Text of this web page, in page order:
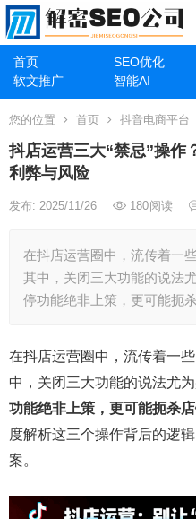
首页 SEO优化
软文推广
智能AI
您的位置 首页 抖音电商平台
抖店运营三大“禁忌”操作
利弊与风险
发布: 2025/11/26 180阅读
在抖店运营圈中，流传着一
其中，关闭三大功能的说法
停功能绝非上策，更可能扼
在抖店运营圈中，流传着一
中，关闭三大功能的说法尤为
功能绝非上策，更可能扼杀店
度解析这三个操作背后的逻
案。